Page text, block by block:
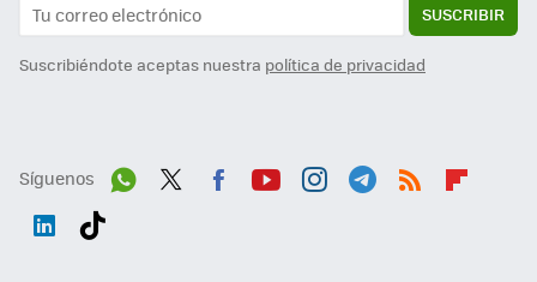
SUSCRIBIR
Suscribiéndote aceptas nuestra política de privacidad
Síguenos